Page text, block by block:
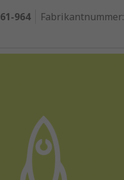
964 Fabrikantnummer: